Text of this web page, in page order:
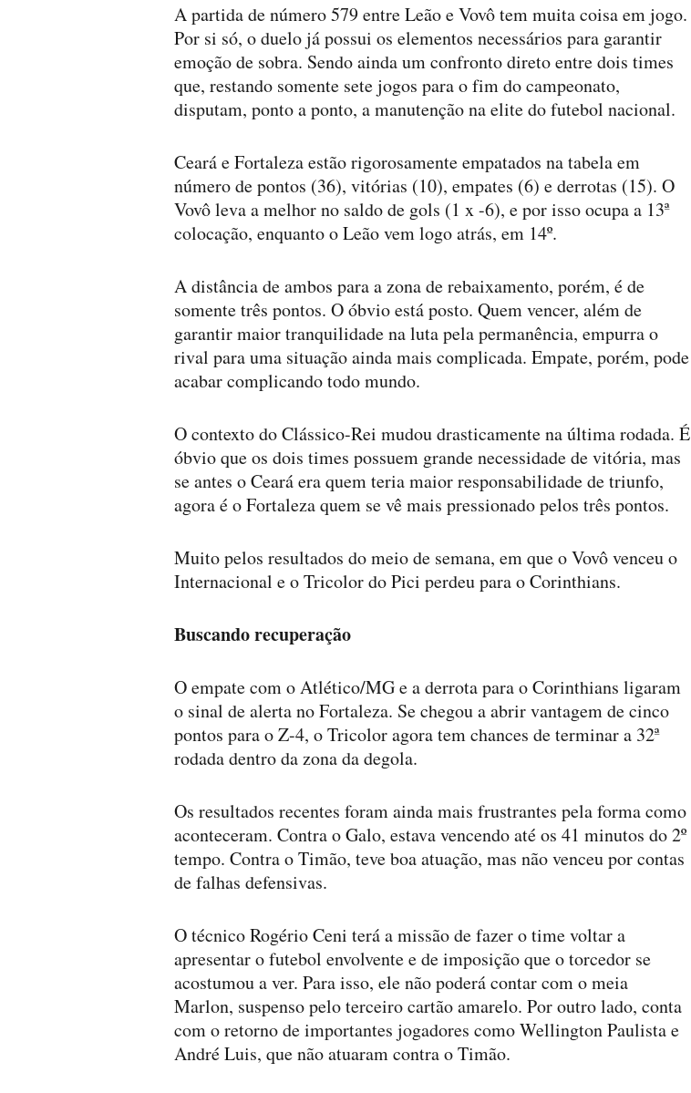
A partida de número 579 entre Leão e Vovô tem muita coisa em jogo.
Por si só, o duelo já possui os elementos necessários para garantir
emoção de sobra. Sendo ainda um confronto direto entre dois times
que, restando somente sete jogos para o fim do campeonato,
disputam, ponto a ponto, a manutenção na elite do futebol nacional.
Ceará e Fortaleza estão rigorosamente empatados na tabela em
número de pontos (36), vitórias (10), empates (6) e derrotas (15). O
Vovô leva a melhor no saldo de gols (1 x -6), e por isso ocupa a 13ª
colocação, enquanto o Leão vem logo atrás, em 14º.
A distância de ambos para a zona de rebaixamento, porém, é de
somente três pontos. O óbvio está posto. Quem vencer, além de
garantir maior tranquilidade na luta pela permanência, empurra o
rival para uma situação ainda mais complicada. Empate, porém, pode
acabar complicando todo mundo.
O contexto do Clássico-Rei mudou drasticamente na última rodada. É
óbvio que os dois times possuem grande necessidade de vitória, mas
se antes o Ceará era quem teria maior responsabilidade de triunfo,
agora é o Fortaleza quem se vê mais pressionado pelos três pontos.
Muito pelos resultados do meio de semana, em que o Vovô venceu o
Internacional e o Tricolor do Pici perdeu para o Corinthians.
Buscando recuperação
O empate com o Atlético/MG e a derrota para o Corinthians ligaram
o sinal de alerta no Fortaleza. Se chegou a abrir vantagem de cinco
pontos para o Z-4, o Tricolor agora tem chances de terminar a 32ª
rodada dentro da zona da degola.
Os resultados recentes foram ainda mais frustrantes pela forma como
aconteceram. Contra o Galo, estava vencendo até os 41 minutos do 2º
tempo. Contra o Timão, teve boa atuação, mas não venceu por contas
de falhas defensivas.
O técnico Rogério Ceni terá a missão de fazer o time voltar a
apresentar o futebol envolvente e de imposição que o torcedor se
acostumou a ver. Para isso, ele não poderá contar com o meia
Marlon, suspenso pelo terceiro cartão amarelo. Por outro lado, conta
com o retorno de importantes jogadores como Wellington Paulista e
André Luis, que não atuaram contra o Timão.